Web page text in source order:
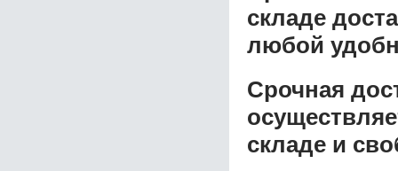
складе
любой
Срочная
складе и